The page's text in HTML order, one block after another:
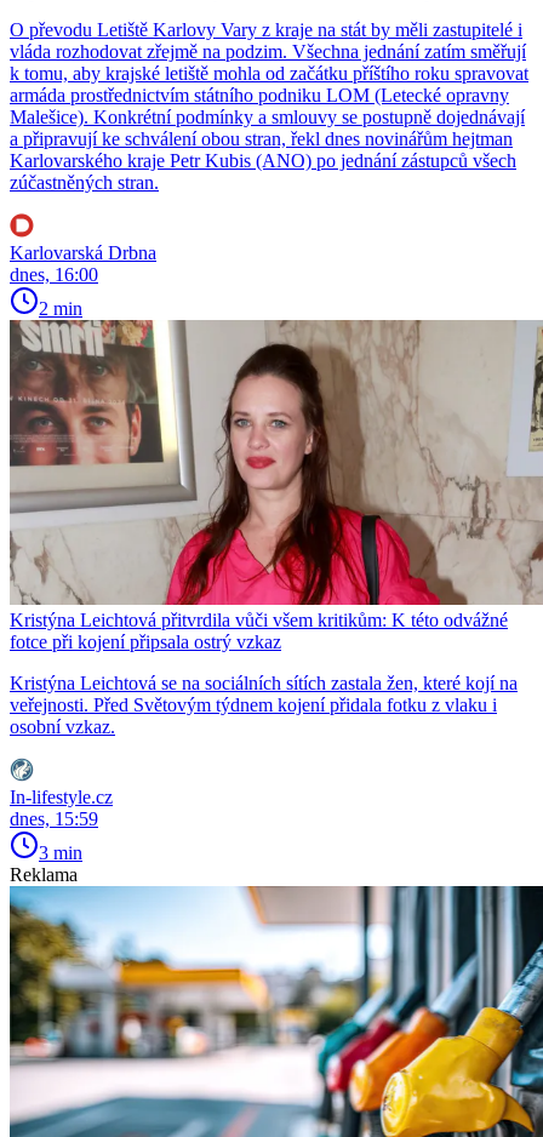
O převodu Letiště Karlovy Vary z kraje na stát by měli zastupitelé i
vláda rozhodovat zřejmě na podzim. Všechna jednání zatím směřují
k tomu, aby krajské letiště mohla od začátku příštího roku spravovat
armáda prostřednictvím státního podniku LOM (Letecké opravny
Malešice). Konkrétní podmínky a smlouvy se postupně dojednávají
a připravují ke schválení obou stran, řekl dnes novinářům hejtman
Karlovarského kraje Petr Kubis (ANO) po jednání zástupců všech
zúčastněných stran.
Karlovarská Drbna
dnes, 16:00
2 min
Kristýna Leichtová přitvrdila vůči všem kritikům: K této odvážné
fotce při kojení připsala ostrý vzkaz
Kristýna Leichtová se na sociálních sítích zastala žen, které kojí na
veřejnosti. Před Světovým týdnem kojení přidala fotku z vlaku i
osobní vzkaz.
In-lifestyle.cz
dnes, 15:59
3 min
Reklama